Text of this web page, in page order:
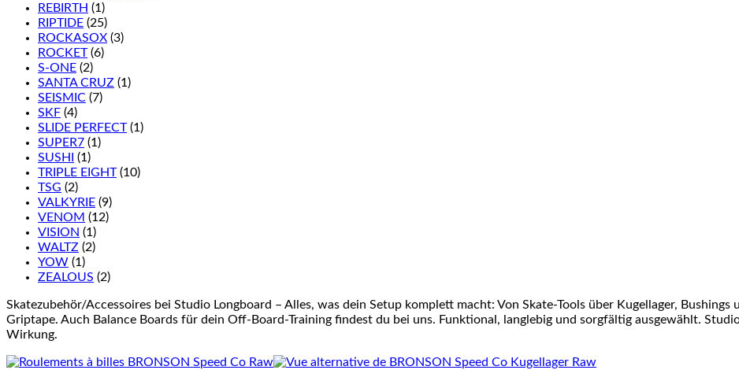
REBIRTH (1)
RIPTIDE (25)
ROCKASOX (3)
ROCKET (6)
S-ONE (2)
SANTA CRUZ (1)
SEISMIC (7)
SKF (4)
SLIDE PERFECT (1)
SUPER7 (1)
SUSHI
(1)
TRIPLE EIGHT (10)
TSG (2)
VALKYRIE (9)
VENOM (12)
VISION (1)
WALTZ (2)
YOW (1)
ZEALOUS (2)
Skatezubehör/Accessoires bei Studio Longboard – Alles, was dein Setup komplett macht: Von Skate-Tools über Kugellager,
Griptape. Auch Balance Boards für dein Off-Board-Training findest du bei uns. Funktional, langlebig und sorgfältig ausgewählt.
Wirkung.